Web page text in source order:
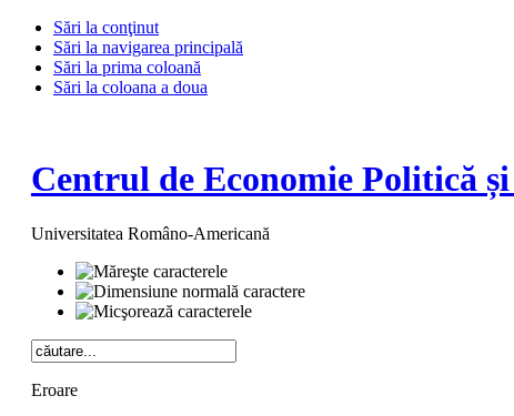
Sări la conţinut
Sări la navigarea principală
Sări la prima coloană
Sări la coloana a doua
Centrul de Economie Politică
Universitatea Româno-Americană
Eroare